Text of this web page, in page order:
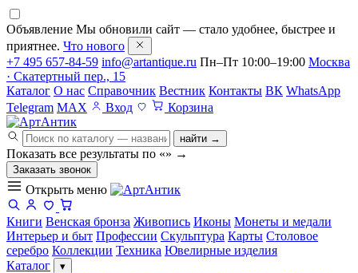
Объявление Мы обновили сайт — стало удобнее, быстрее и
приятнее. Что нового
+7 495 657-84-59 info@artantique.ru Пн–Пт 10:00–19:00 Москва
· Скатертный пер., 15
Каталог О нас Справочник Вестник Контакты ВК WhatsApp
Telegram MAX Вход Корзина
найти →
Показать все результаты по «» →
Заказать звонок
Открыть меню
Книги Венская бронза Живопись Иконы Монеты и медали
Интерьер и быт Профессии Скульптура Карты Столовое
серебро Коллекции Техника Ювелирные изделия
Каталог
▾